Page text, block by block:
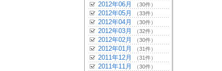
2012年06月 （30件）
2012年05月 （33件）
2012年04月 （30件）
2012年03月 （32件）
2012年02月 （30件）
2012年01月 （31件）
2011年12月 （31件）
2011年11月 （30件）